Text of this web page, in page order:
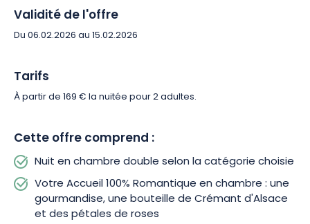
maintenant votre séjour romantique à l’Hôtel Gutenberg et
Validité de l'offre
Du 06.02.2026 au 15.02.2026
Tarifs
À partir de 169 € la nuitée pour 2 adultes.
Cette offre comprend :
Nuit en chambre double selon la catégorie choisie
Votre Accueil 100% Romantique en chambre : une
gourmandise, une bouteille de Crémant d'Alsace
et des pétales de roses